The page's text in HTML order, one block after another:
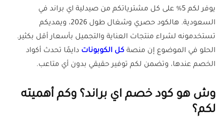
يوفر لكم 5% على كل مشترياتكم من صيدلية اي براند في
السعودية. هالكود حصري وشغال طول 2026، ويمديكم
تستخدمونه لشراء منتجات العناية والتجميل بأسعار أقل بكثير.
الحلو في الموضوع إن منصة كل الكوبونات دايمًا تحدث أكواد
الخصم عندها، وتضمن لكم توفير حقيقي بدون أي متاعب.
وش هو كود خصم اي براند؟ وكم أهميته
لكم؟